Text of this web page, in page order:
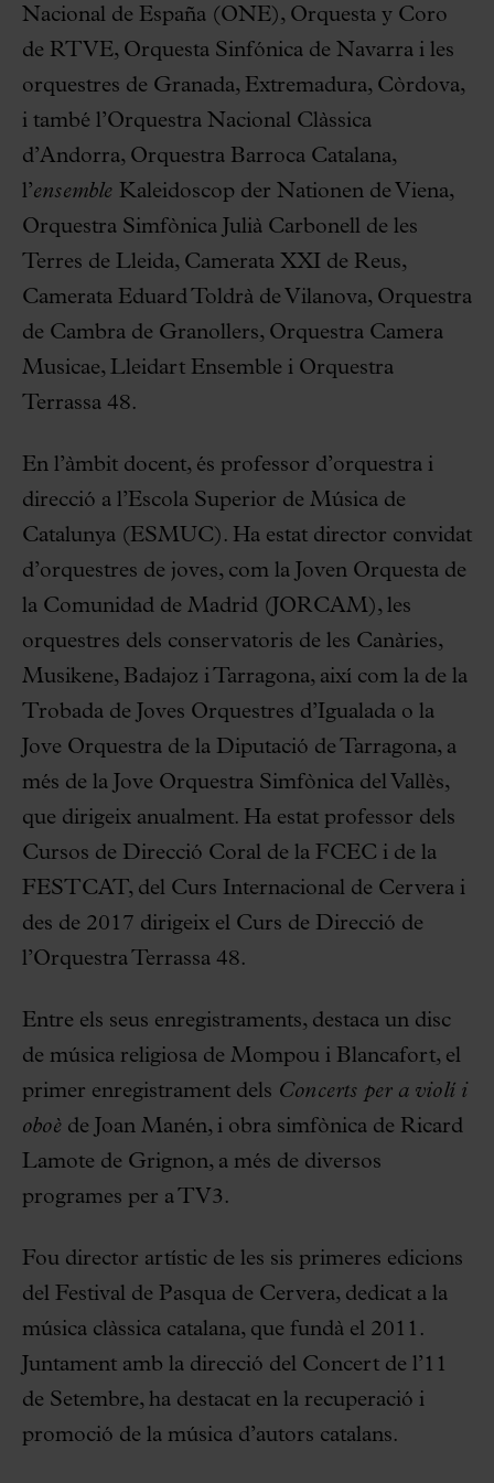
Nacional de España (ONE), Orquesta y Coro
de RTVE, Orquesta Sinfónica de Navarra i les
orquestres de Granada, Extremadura, Còrdova,
i també l’Orquestra Nacional Clàssica
d’Andorra, Orquestra Barroca Catalana,
l’ensemble Kaleidoscop der Nationen de Viena,
Orquestra Simfònica Julià Carbonell de les
Terres de Lleida, Camerata XXI de Reus,
Camerata Eduard Toldrà de Vilanova, Orquestra
de Cambra de Granollers, Orquestra Camera
Musicae, Lleidart Ensemble i Orquestra
Terrassa 48.
En l’àmbit docent, és professor d’orquestra i
direcció a l’Escola Superior de Música de
Catalunya (ESMUC). Ha estat director convidat
d’orquestres de joves, com la Joven Orquesta de
la Comunidad de Madrid (JORCAM), les
orquestres dels conservatoris de les Canàries,
Musikene, Badajoz i Tarragona, així com la de la
Trobada de Joves Orquestres d’Igualada o la
Jove Orquestra de la Diputació de Tarragona, a
més de la Jove Orquestra Simfònica del Vallès,
que dirigeix anualment. Ha estat professor dels
Cursos de Direcció Coral de la FCEC i de la
FESTCAT, del Curs Internacional de Cervera i
des de 2017 dirigeix el Curs de Direcció de
l’Orquestra Terrassa 48.
Entre els seus enregistraments, destaca un disc
de música religiosa de Mompou i Blancafort, el
primer enregistrament dels Concerts per a violí i
oboède Joan Manén, i obra simfònica de Ricard
Lamote de Grignon, a més de diversos
programes per a TV3.
Fou director artístic de les sis primeres edicions
del Festival de Pasqua de Cervera, dedicat a la
música clàssica catalana, que fundà el 2011.
Juntament amb la direcció del Concert de l’11
de Setembre, ha destacat en la recuperació i
promoció de la música d’autors catalans.